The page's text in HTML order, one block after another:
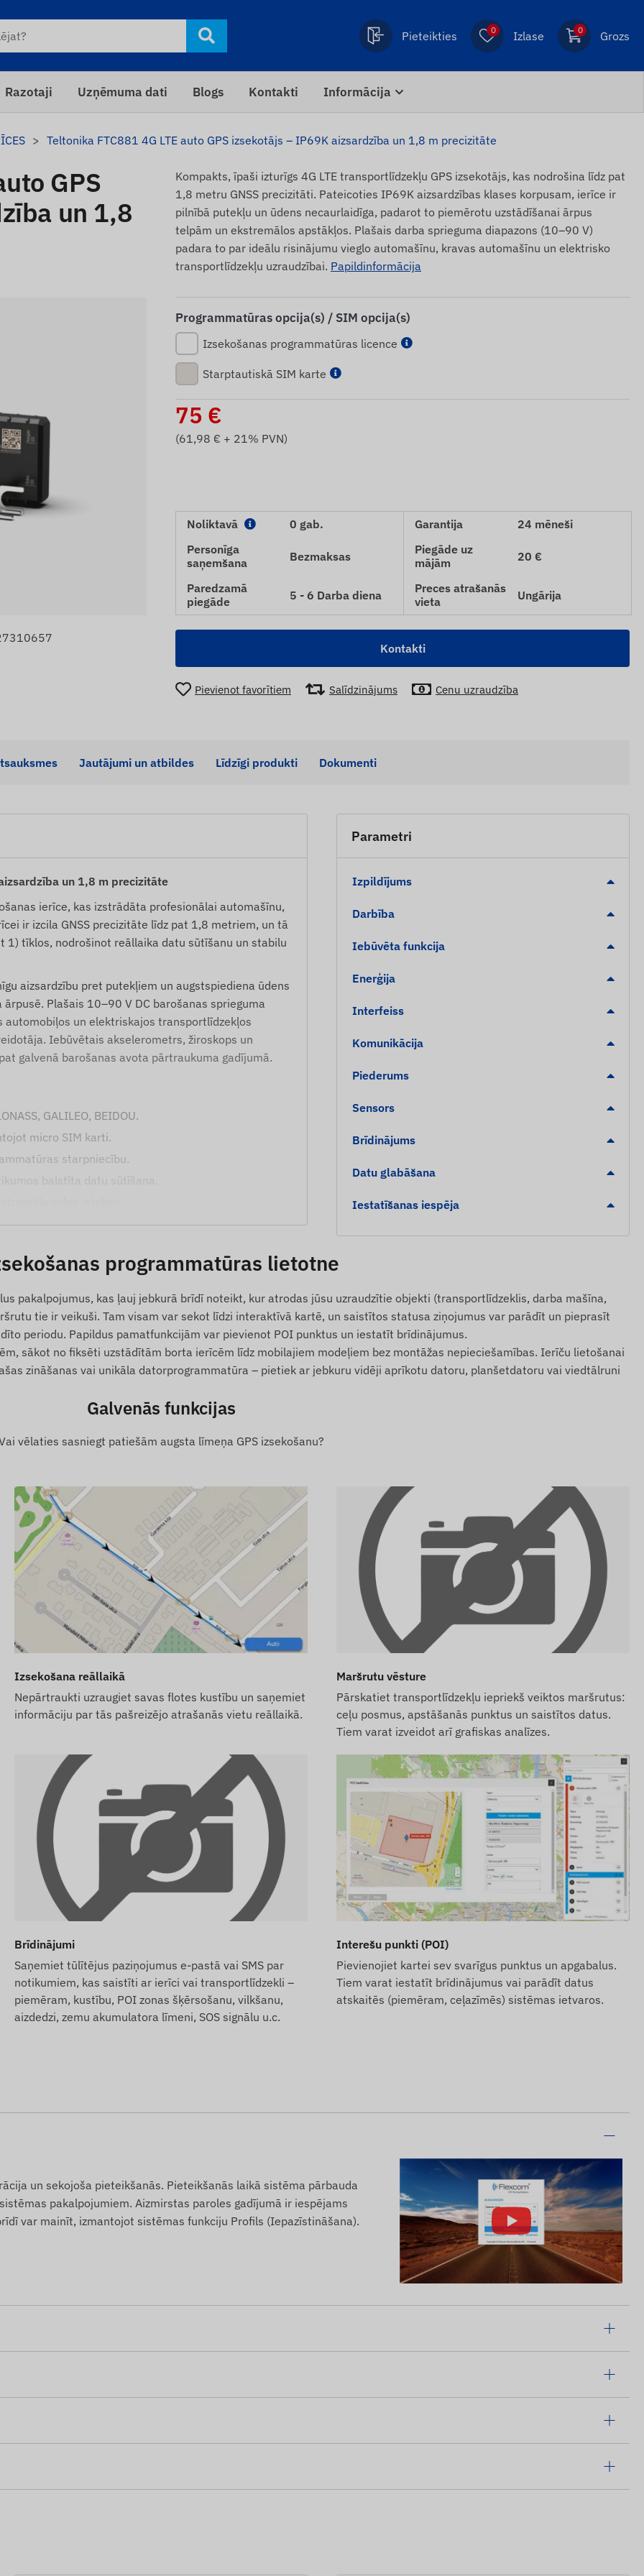
Pieteikties 0 Izlase 0 Grozs
Razotaji Uzņēmuma dati Blogs Kontakti Informācija
Teltonika FTC881 4G LTE auto GPS izsekotājs – IP69K aizsardzība un 1,8 m precizitāte
GPS
un 1,8
Kompakts, īpaši izturīgs 4G LTE transportlīdzekļu GPS izsekotājs, kas nodrošina līdz pat
1,8 metru GNSS precizitāti. Pateicoties IP69K aizsardzības klases korpusam, ierīce ir
pilnībā putekļu un ūdens necaurlaidīga, padarot to piemērotu uzstādīšanai ārpus
telpām un ekstremālos apstākļos. Plašais darba sprieguma diapazons (10–90 V)
padara to par ideālu risinājumu vieglo automašīnu, kravas automašīnu un elektrisko
transportlīdzekļu uzraudzībai. Papildinformācija
Programmatūras opcija(s) / SIM opcija(s)
Izsekošanas programmatūras licence
Starptautiskā SIM karte
75 €
(61,98 € + 21% PVN)
Noliktavā
0 gab.
Personīga
saņemšana
Bezmaksas
Paredzamā
piegāde
5 - 6 Darba diena
Garantija
24 mēneši
Piegāde uz
mājām
20 €
Preces atrašanās
vieta
Ungārija
Kontakti
Pievienot favorītiem Salīdzinājums Cenu uzraudzība
Jautājumi un atbildes Līdzīgi produkti Dokumenti
un 1,8 m precizitāte
ierīce, kas izstrādāta profesionālai automašīnu,
ir izcila GNSS precizitāte līdz pat 1,8 metriem, un tā
1) tīklos, nodrošinot reāllaika datu sūtīšanu un stabilu
aizsardzību pret putekļiem un augstspiediena ūdens
Plašais 10–90 V DC barošanas sprieguma
un elektriskajos transportlīdzekļos
Iebūvētais akselerometrs, žiroskops un
galvenā barošanas avota pārtraukuma gadījumā.
GALILEO, BEIDOU.
micro SIM karti.
starpniecību.
balstīta datu sūtīšana.
vides ietekmi.
strāvas avotam.
ar satelītu pozicionēšanas sistēmām un mobilo
tīklā, izmantojot ierīcē ievietoto (nomaināmo)
vai tiešsaistes lietotnes starpniecību no jebkuras
mēs to nododam ar rūpnīcas iestatījumiem. Jums
tās iestatījumiem un kartes uzturēšanu.
bet ne SIM karti, mēs nodosim ierīci jau
SIM kartes iegāde, iestatīšana un uzturēšana
par kartes nepārtrauktu darbību – jums par pēdējo
paziņojumiem vēlaties izmantot arī mūsu
arī SMS kredītu paku, kuru atradīsiet mūsu
mainīt noteiktus produkta parametrus vai
vietnē notiek pēc izmaiņu konstatēšanas un
Parametri
Izpildījums
Darbība
Iebūvēta funkcija
Enerģija
Interfeiss
Komunikācija
Piederums
Sensors
Brīdinājums
Datu glabāšana
Iestatīšanas iespēja
programmatūras lietotne
pakalpojumus, kas ļauj jebkurā brīdī noteikt, kur atrodas jūsu uzraudzītie objekti (transportlīdzeklis, darba mašīna,
tie ir veikuši. Tam visam var sekot līdzi interaktīvā kartē, un saistītos statusa ziņojumus var parādīt un pieprasīt
periodu. Papildus pamatfunkcijām var pievienot POI punktus un iestatīt brīdinājumus.
sākot no fiksēti uzstādītām borta ierīcēm līdz mobilajiem modeļiem bez montāžas nepieciešamības. Ierīču lietošanai
zināšanas vai unikāla datorprogrammatūra – pietiek ar jebkuru vidēji aprīkotu datoru, planšetdatoru vai viedtālruni
Galvenās funkcijas
vēlaties sasniegt patiešām augsta līmeņa GPS izsekošanu?
Izsekošana reāllaikā
Nepārtraukti uzraugiet savas flotes kustību un saņemiet
informāciju par tās pašreizējo atrašanās vietu reāllaikā.
Maršrutu vēsture
Pārskatiet transportlīdzekļu iepriekš veiktos maršrutus:
ceļu posmus, apstāšanās punktus un saistītos datus.
Tiem varat izveidot arī grafiskas analīzes.
Brīdinājumi
Saņemiet tūlītējus paziņojumus e-pastā vai SMS par
notikumiem, kas saistīti ar ierīci vai transportlīdzekli –
piemēram, kustību, POI zonas šķērsošanu, vilkšanu,
aizdedzi, zemu akumulatora līmeni, SOS signālu u.c.
Interešu punkti (POI)
Pievienojiet kartei sev svarīgus punktus un apgabalus.
Tiem varat iestatīt brīdinājumus vai parādīt datus
atskaitēs (piemēram, ceļazīmēs) sistēmas ietvaros.
un sekojoša pieteikšanās. Pieteikšanās laikā sistēma pārbauda
pakalpojumiem. Aizmirstas paroles gadījumā ir iespējams
var mainīt, izmantojot sistēmas funkciju Profils (Iepazīstināšana).